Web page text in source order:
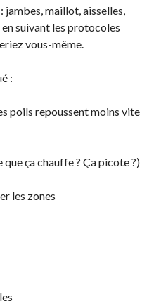
maillot, aisselles,
suivant les protocoles
vous-même.
:
poils repoussent moins vite
ça chauffe ? Ça picote ?)
les zones